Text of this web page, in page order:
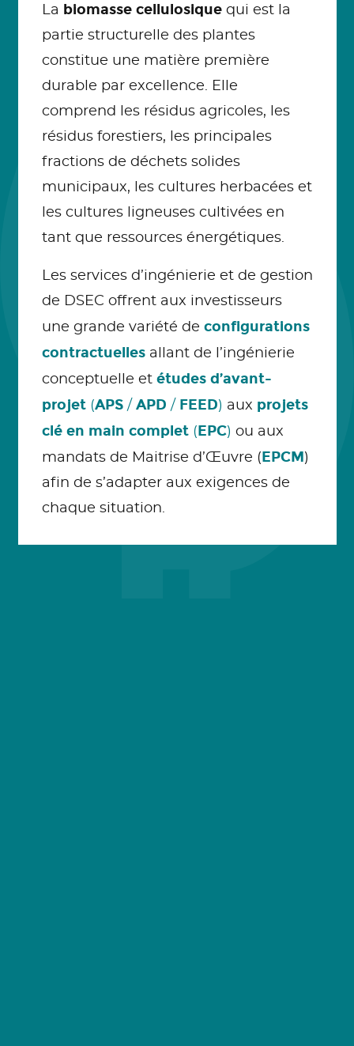
La biomasse cellulosiquequi est la
partie structurelle des plantes
constitue une matière première
durable par excellence. Elle
comprend les résidus agricoles, les
résidus forestiers, les principales
fractions de déchets solides
municipaux, les cultures herbacées et
les cultures ligneuses cultivées en
tant que ressources énergétiques.
Les services d’ingénierie et de gestion
de DSEC offrent aux investisseurs
une grande variété de configurations
contractuellesallant de l’ingénierie
conceptuelle et études d’avant-
projet(APS/ APD / FEED) aux projets
clé en main complet(EPC) ou aux
mandats de Maitrise d’Œuvre (EPCM)
afin de s’adapter aux exigences de
chaque situation.